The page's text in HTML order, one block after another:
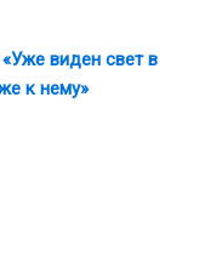
виден свет в
к нему»